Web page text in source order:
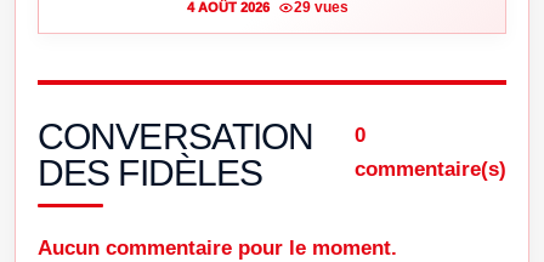
4 AOÛT 2026 29 vues
CONVERSATION
DES FIDÈLES
0
commentaire(s)
Aucun commentaire pour le moment.